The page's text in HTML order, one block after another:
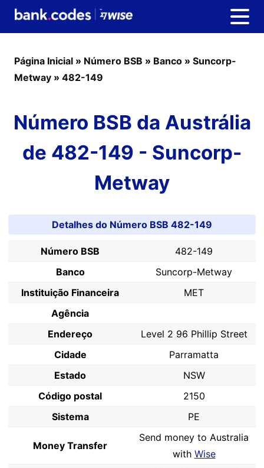
Página Inicial » Número BSB » Banco » Suncorp-
Metway » 482-149
Número BSB da Austrália
de 482-149 - Suncorp-
Metway
Detalhes do Número BSB 482-149
Número BSB
482-149
Banco
Suncorp-Metway
Instituição Financeira
MET
Agência
Endereço
Level 2 96 Phillip Street
Cidade
Parramatta
Estado
NSW
Código postal
2150
Sistema
PE
Money Transfer
Send money to Australia
with Wise